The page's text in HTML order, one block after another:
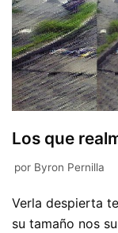
Los que
por Byron Pernilla
Verla despierta
su tamaño nos